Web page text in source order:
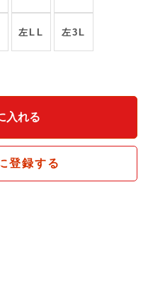
左LL 左3L
登録する